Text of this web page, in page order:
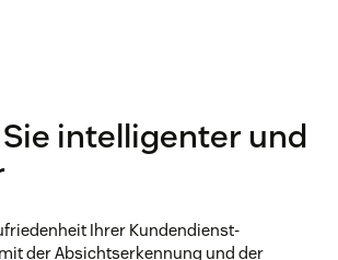
intelligenter und
Ihrer Kundendienst-
der Absichtserkennung und der